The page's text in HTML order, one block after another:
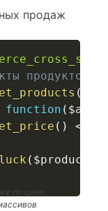
продаж
продуктов
(
function ( $a
( ) <=>
( $products
по цене,